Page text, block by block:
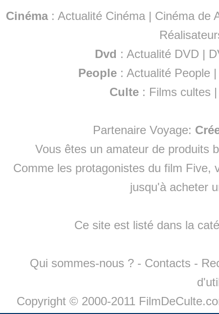
Cinéma: Actualité Cinéma | Cinéma de
Dvd : Actualité DVD |
People :Actualité People
Culte : Films cultes
Partenaire Voyage:
Vous êtes un amateur de produits
Comme les protagonistes du film Five,
jusqu'à acheter
Ce site est listé dans la
Qui sommes-nous ? - Contacts -
Copyright © 2000-2011